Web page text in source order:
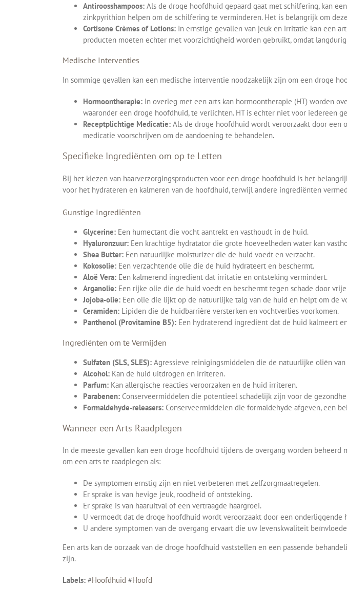
Antiroosshampoos: Als de droge hoofdhuid gepaard gaat met schilfering, kan
zinkpyrithion helpen om de schilfering te verminderen. Het is belangrijk om
Cortisone Crèmes of Lotions: In ernstige gevallen van jeuk en irritatie kan een
producten moeten echter met voorzichtigheid worden gebruikt, omdat
Medische Interventies
In sommige gevallen kan een medische interventie noodzakelijk zijn om een droge
Hormoontherapie: In overleg met een arts kan hormoontherapie (HT) worden
waaronder een droge hoofdhuid, te verlichten. HT is echter niet voor iedereen
Receptplichtige Medicatie: Als de droge hoofdhuid wordt veroorzaakt door een
medicatie voorschrijven om de aandoening te behandelen.
Specifieke Ingrediënten om op te Letten
Bij het kiezen van haarverzorgingsproducten voor een droge hoofdhuid is het
voor het hydrateren en kalmeren van de hoofdhuid, terwijl andere ingrediënten
Gunstige Ingrediënten
Glycerine: Een humectant die vocht aantrekt en vasthoudt in de huid.
Hyaluronzuur: Een krachtige hydratator die grote hoeveelheden water kan
Shea Butter: Een natuurlijke moisturizer die de huid voedt en verzacht.
Kokosolie: Een verzachtende olie die de huid hydrateert en beschermt.
Aloë Vera: Een kalmerend ingrediënt dat irritatie en ontsteking vermindert.
Arganolie: Een rijke olie die de huid voedt en beschermt tegen schade door
Jojoba-olie: Een olie die lijkt op de natuurlijke talg van de huid en helpt om de
Ceramiden: Lipiden die de huidbarrière versterken en vochtverlies voorkomen.
Panthenol (Provitamine B5): Een hydraterend ingrediënt dat de huid kalmeert
Ingrediënten om te Vermijden
Sulfaten (SLS, SLES): Agressieve reinigingsmiddelen die de natuurlijke oliën
Alcohol: Kan de huid uitdrogen en irriteren.
Parfum: Kan allergische reacties veroorzaken en de huid irriteren.
Parabenen: Conserveermiddelen die potentieel schadelijk zijn voor de
Formaldehyde-releasers: Conserveermiddelen die formaldehyde afgeven, een
Wanneer een Arts Raadplegen
In de meeste gevallen kan een droge hoofdhuid tijdens de overgang worden
om een arts te raadplegen als:
De symptomen ernstig zijn en niet verbeteren met zelfzorgmaatregelen.
Er sprake is van hevige jeuk, roodheid of ontsteking.
Er sprake is van haaruitval of een vertraagde haargroei.
U vermoedt dat de droge hoofdhuid wordt veroorzaakt door een onderliggende
U andere symptomen van de overgang ervaart die uw levenskwaliteit
Een arts kan de oorzaak van de droge hoofdhuid vaststellen en een passende
zijn.
Labels: #Hoofdhuid #Hoofd